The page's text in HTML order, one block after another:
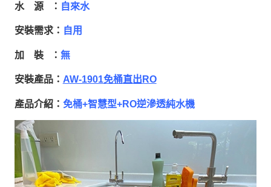
水 源 ： 自來水
安裝需求： 自用
加 裝 ： 無
安裝產品： AW-1901免桶直出RO
產品介紹： 免桶+智慧型+RO逆滲透純水機